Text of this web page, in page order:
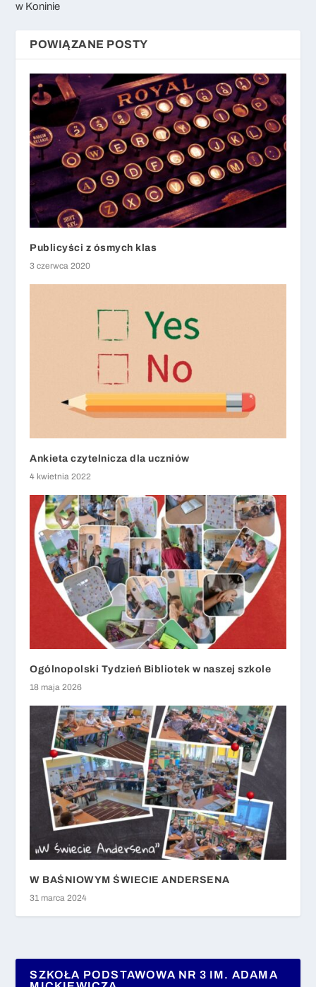
w Koninie
POWIĄZANE POSTY
Publicyści z ósmych klas
3 czerwca 2020
Ankieta czytelnicza dla uczniów
4 kwietnia 2022
Ogólnopolski Tydzień Bibliotek w naszej szkole
18 maja 2026
W BAŚNIOWYM ŚWIECIE ANDERSENA
31 marca 2024
SZKOŁA PODSTAWOWA NR 3 IM. ADAMA